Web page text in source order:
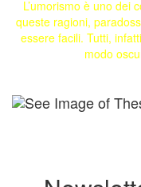
L’umorismo è uno dei
queste ragioni,
essere facili. Tutti,
modo